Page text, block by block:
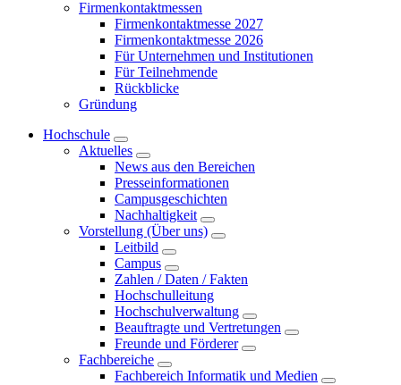
Firmenkontaktmessen
Firmenkontaktmesse 2027
Firmenkontaktmesse 2026
Für Unternehmen und Institutionen
Für Teilnehmende
Rückblicke
Gründung
Hochschule
Aktuelles
News aus den Bereichen
Presseinformationen
Campusgeschichten
Nachhaltigkeit
Vorstellung (Über uns)
Leitbild
Campus
Zahlen / Daten / Fakten
Hochschulleitung
Hochschulverwaltung
Beauftragte und Vertretungen
Freunde und Förderer
Fachbereiche
Fachbereich Informatik und Medien